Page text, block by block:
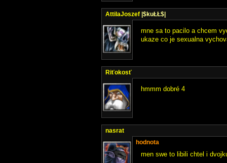
AttilaJoszef |$kuŁŁ$|
mne sa to pacilo a chcem
ukaze co je sexualna
Riťokosť
hmmm dobré 4
nasrat
hodnota
men swe to libili chtel i